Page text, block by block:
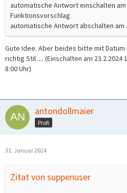
automatische Antwort einschalten
Funktionsvorschlag
automatische Antwort abschalten am
Gute Idee. Aber beides bitte mit
richtig Stil .... (Einschalten am 23.2.2024
8:00 Uhr)
antondollmaier
Profi
31. Januar 2024
Zitat von suppenuser